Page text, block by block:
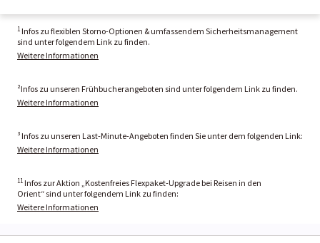
1 Infos zu flexiblen Storno-Optionen & umfassendem Sicherheitsmanagement
sind unter folgendem Link zu finden.
Weitere Informationen
²Infos zu unseren Frühbucherangeboten sind unter folgendem Link zu finden.
Weitere Informationen
³ Infos zu unseren Last-Minute-Angeboten finden Sie unter dem folgenden Link:
Weitere Informationen
11 Infos zur Aktion „Kostenfreies Flexpaket-Upgrade bei Reisen in den
Orient“ sind unter folgendem Link zu finden:
Weitere Informationen